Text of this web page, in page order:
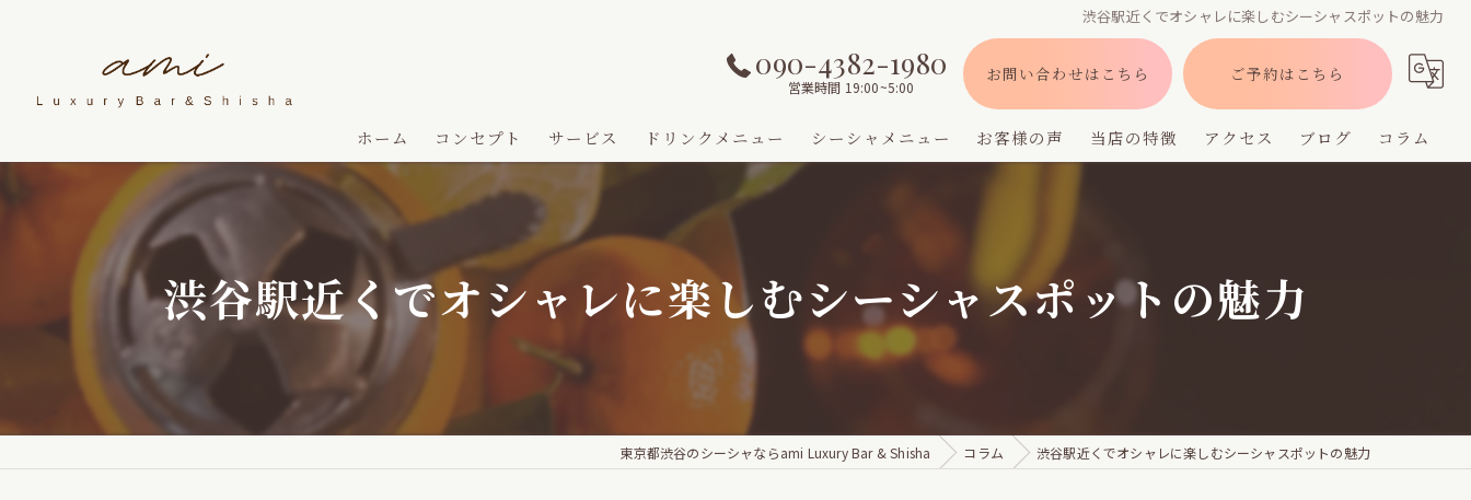
渋谷駅近くでオシャレに楽しむシーシャスポットの魅力
090-4382-1980
営業時間 19:00~5:00
お問い合わせはこちら ご予約はこちら
ホーム コンセプト サービス ドリンクメニュー シーシャメニュー お客様の声 当店の特徴
デート
アクセス ブログ コラム
渋谷駅近くでオシャレに楽しむシーシャスポットの魅力
東京都渋谷のシーシャならami Luxury Bar & Shisha コラム 渋谷駅近くでオシャレに楽しむシーシャスポットの魅力